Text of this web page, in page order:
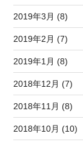
2019年3月 (8)
2019年2月 (7)
2019年1月 (8)
2018年12月 (7)
2018年11月 (8)
2018年10月 (10)